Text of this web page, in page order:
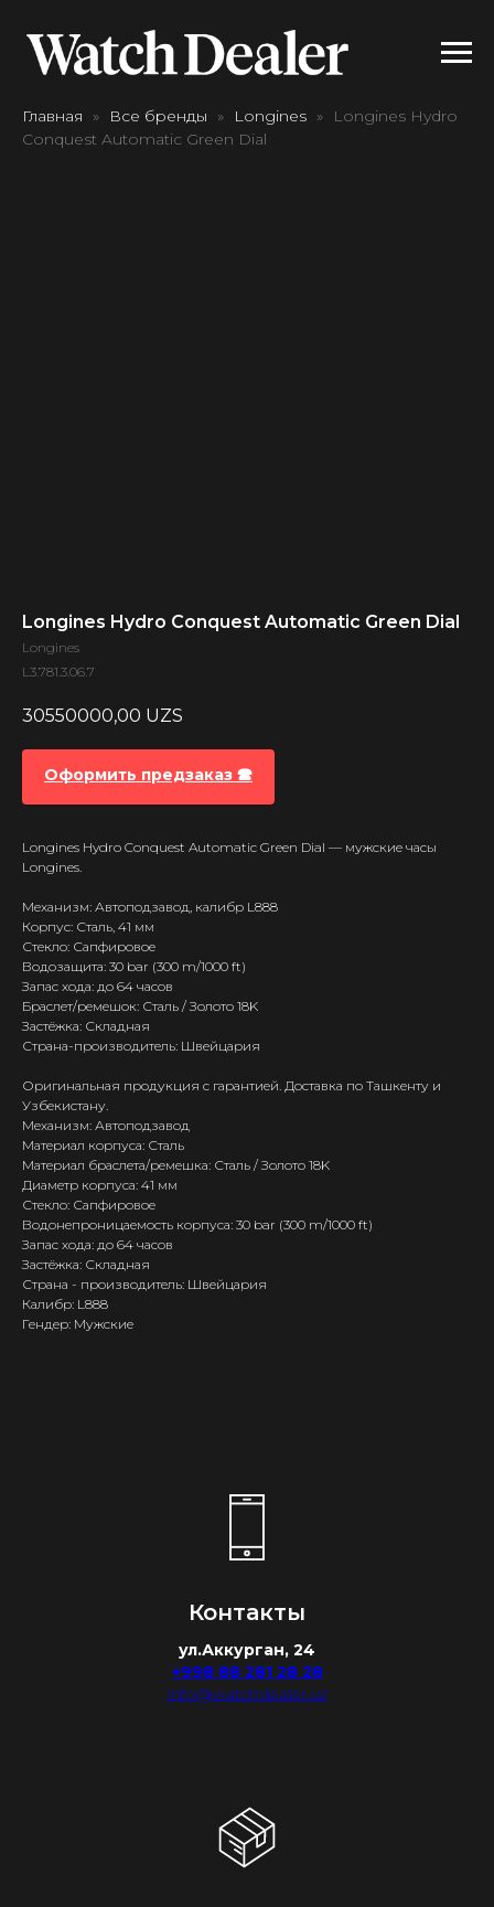
Главная Все бренды Longines
Longines Hydro
Conquest Automatic Green Dial
Longines Hydro Conquest Automatic Green Dial
Longines
L3.781.3.06.7
30550000,00 UZS
Оформить предзаказ 🕿
Longines Hydro Conquest Automatic Green Dial — мужские часы
Longines.
Механизм: Автоподзавод, калибр L888
Корпус: Сталь, 41 мм
Стекло: Сапфировое
Водозащита: 30 bar (300 m/1000 ft)
Запас хода: до 64 часов
Браслет/ремешок: Сталь / Золото 18K
Застёжка: Складная
Страна-производитель: Швейцария
Оригинальная продукция с гарантией. Доставка по Ташкенту и
Узбекистану.
Механизм: Автоподзавод
Материал корпуса: Сталь
Материал браслета/ремешка: Сталь / Золото 18K
Диаметр корпуса: 41 мм
Стекло: Сапфировое
Водонепроницаемость корпуса: 30 bar (300 m/1000 ft)
Запас хода: до 64 часов
Застёжка: Складная
Страна - производитель: Швейцария
Калибр: L888
Гендер: Мужские
Контакты
ул.Аккурган, 24
+998 88 281 28 28
info@watchdealer.uz